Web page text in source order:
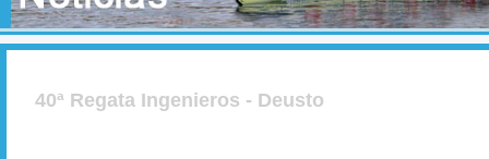
40ª Regata Ingenieros - Deusto